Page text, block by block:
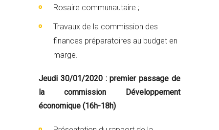
Rosaire communautaire ;
Travaux de la commission des
finances préparatoires au budget en
marge.
Jeudi 30/01/2020 : premier passage de
la commission Développement
économique (16h-18h)